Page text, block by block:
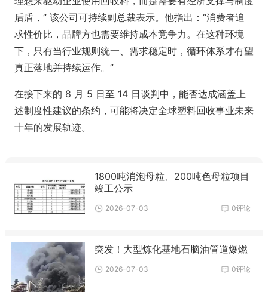
后盾，” 该公司可持续副总裁表示。他指出：“消费者追
求性价比，品牌方也需要维持成本竞争力。在这种环境
下，只有当行业规则统一、需求稳定时，循环体系才有望
真正落地并持续运作。”
在接下来的 8 月 5 日至 14 日谈判中，能否达成涵盖上
述制度性建议的条约，可能将决定全球塑料回收事业未来
十年的发展轨迹。
1800吨消泡母粒、200吨色母粒项目
竣工公示
0评论
2026-07-03
突发！大型炼化基地石脑油管道爆燃
0评论
2026-07-03